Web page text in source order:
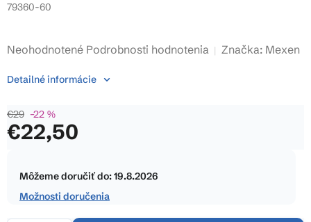
79360-60
Priemerné
produktu
0,0
z
Neohodnotené Podrobnosti hodnotenia Značka: Mexen
€29 –22 %
€22,50
cena:
Môžeme doručiť do:19.8.2026
Možnosti doručenia
Detailné informácie